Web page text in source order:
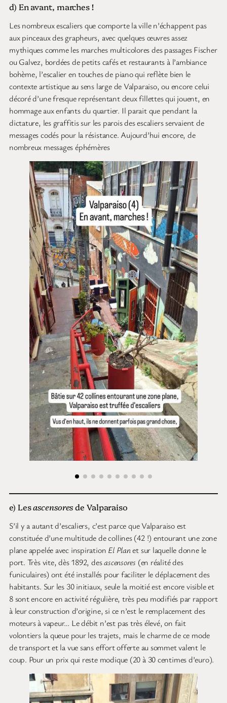
d) En avant, marches !
Les nombreux escaliers que comporte la ville n’échappent pas
aux pinceaux des grapheurs, avec quelques œuvres assez
mythiques comme les marches multicolores des passages Fischer
ou Galvez, bordées de petits cafés et restaurants à l’ambiance
bohème, l’escalier en touches de piano qui reflète bien le
contexte artistique au sens large de Valparaiso, ou encore celui
décoré d’une fresque représentant deux fillettes qui jouent, en
hommage aux enfants du quartier. Il parait que pendant la
dictature, les graffitis sur les parois des escaliers servaient de
messages codés pour la résistance. Aujourd’hui encore, de
nombreux messages éphémères
e) Lesascensoresde Valparaiso
S’il y a autant d’escaliers, c’est parce que Valparaiso est
constituée d’une multitude de collines (42 !) entourant une zone
plane appelée avec inspiration El Planet sur laquelle donne le
port. Très vite, dès 1892, desascensores (en réalité des
funiculaires) ont été installés pour faciliter le déplacement des
habitants. Sur les 30 initiaux, seule la moitié est encore visible et
8 sont encore en activité régulière, très peu modifiés par rapport
à leur construction d’origine, si ce n’est le remplacement des
moteurs à vapeur… Le débit n’est pas très élevé, on fait
volontiers la queue pour les trajets, mais le charme de ce mode
de transport et la vue sans effort offerte au sommet valent le
coup. Pour un prix qui reste modique (20 à 30 centimes d’euro).